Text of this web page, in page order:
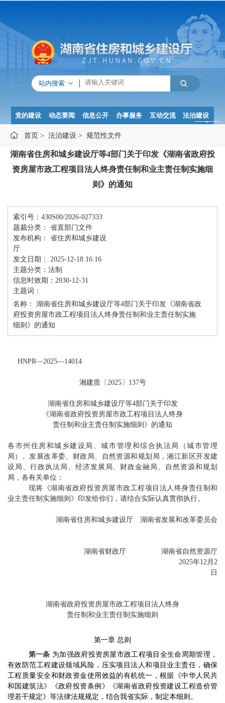
站内搜索
党的建设 动态要闻 信息公开 办事服务 互动交流 法治建设
首页 > 法治建设 > 规范性文件
湖南省住房和城乡建设厅等4部门关于印发《湖南省政府投
资房屋市政工程项目法人终身责任制和业主责任制实施细
则》的通知
索引号：430S00/2026-027333
题裁分类： 省直部门文件
发布机构： 省住房和城乡建设
厅
发文日期： 2025-12-18 16:16
主题分类：法制
信息时效期：2030-12-31
主题词：
名称： 湖南省住房和城乡建设厅等4部门关于印发《湖南省政
府投资房屋市政工程项目法人终身责任制和业主责任制实施
细则》的通知
HNPR—2025—14014
湘建质〔 2025〕 137号
湖南省住房和城乡建设厅等4部门 关于印发
《湖南省政府投资房屋市政工程项目法人终身
责任制和业主责任制实施细则》的通知
各市州住房和城乡建设局、城市管理和综合执法局（城市管理
局） 、发展改革委、财政局、自然资源和规划局，湘江新区开发建
设局、行政执法局 、经济发展局、财政金融局、自然资源和规划
局，各有关单位 ：
现将 《湖南省政府投资房屋市政工程项目法人终身责任制和
业主责任制实施细则》印发给你们，请结合实际认真贯彻执行。
湖南省住房和城乡建设厅 湖南省发展和改革委员会
湖南省财政厅
湖南省自然资源厅
2025年12月 2
日
湖南省政府投资房屋市政工程项目法人终身
责任制和业主责任制实施细则
第一章 总则
第一条 为加强政府投资房屋市政工程项目全生命周期管理，
有效防范工程建设领域风险，压实项目法人和项目业主责任，确保
工程质量安全和财政资金使用效益的有机统一，根据《中华人民共
和国建筑法》《政府投资条例》
《湖南省政府投资建设工程造价管
理若干规定》 等法律法规规定，结合我省实际，制定本细则。